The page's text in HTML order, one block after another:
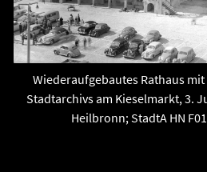
Wiederaufgebautes Rathaus
Stadtarchivs am Kieselmarkt, 3.
Heilbronn; StadtA HN